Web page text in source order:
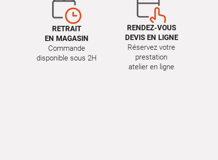
RETRAIT
EN MAGASIN
Commande
disponible sous 2H
RENDEZ-VOUS
DEVIS EN LIGNE
Réservez votre
prestation
atelier en ligne